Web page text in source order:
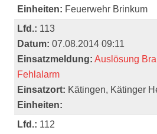
Einheiten: Feuerwehr Brinkum
Lfd.: 113
Datum: 07.08.2014 09:11
Einsatzmeldung: Auslösung
Fehlalarm
Einsatzort: Kätingen, Kätinger
Einheiten:
Lfd.: 112